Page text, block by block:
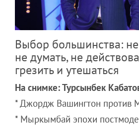
Выбор большинства:
не думать, не
грезить и утешаться
На снимке: Турсынбек
* Джордж Вашингтон против
* Мыркымбай эпохи